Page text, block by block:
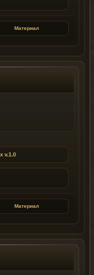
Материал
v.1.0
Материал